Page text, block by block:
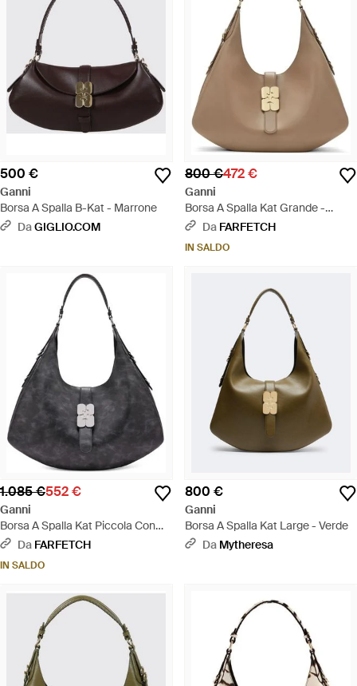
500 €
Ganni
Borsa A Spalla B-Kat - Marrone
DaGIGLIO.COM
800 €472 €
Ganni
Borsa A Spalla Kat Grande -
Neutro
Da FARFETCH
IN SALDO
1.085 €552 €
Ganni
Borsa A Spalla Kat Piccola Con
Fibbia - Nero
Da FARFETCH
IN SALDO
800 €
Ganni
Borsa A Spalla Kat Large - Verde
Da Mytheresa